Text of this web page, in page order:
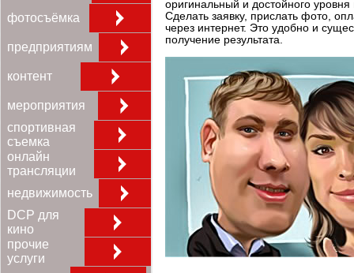
фотосъёмка
предприятиям
контент
мероприятия
спортивная
съемка
онлайн
трансляции
недвижимость
DCP для
кино
прочие
услуги
оригинальный и достойного
Сделать заявку, прислать фото,
через интернет. Это удобно и
получение результата.